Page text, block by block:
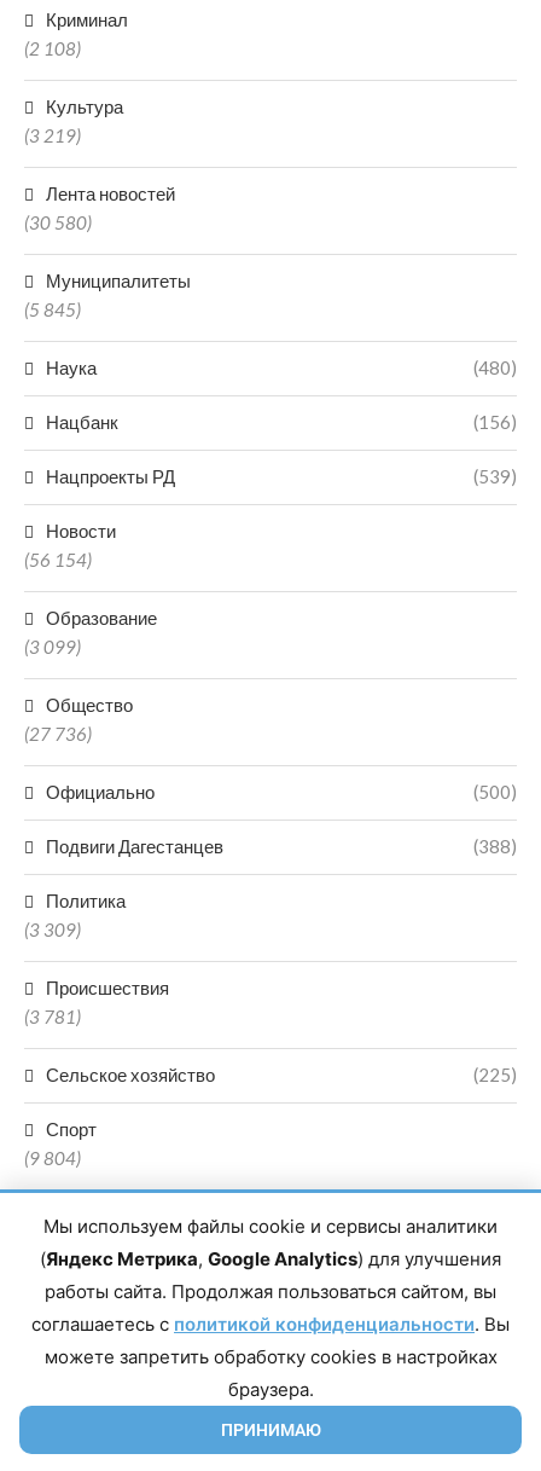
Криминал
(2 108)
Культура
(3 219)
Лента новостей
(30 580)
Муниципалитеты
(5 845)
Наука (480)
Нацбанк (156)
Нацпроекты РД (539)
Новости
(56 154)
Образование
(3 099)
Общество
(27 736)
Официально (500)
Подвиги Дагестанцев (388)
Политика
(3 309)
Происшествия
(3 781)
Сельское хозяйство (225)
Спорт
(9 804)
Туризм
Экология (192)
Экономика
Мы используем файлы cookie и сервисы аналитики
(Яндекс Метрика, Google Analytics) для улучшения
работы сайта. Продолжая пользоваться сайтом, вы
соглашаетесь с политикой конфиденциальности. Вы
можете запретить обработку cookies в настройках
браузера.
ПРИНИМАЮ